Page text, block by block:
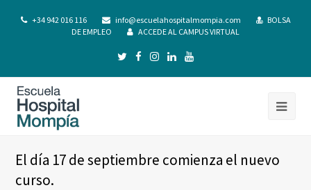
+34 942 016 116 info@escuelahospitalmompia.com
BOLSA
DE EMPLEO
ACCEDE AL CAMPUS VIRTUAL
El día 17 de septiembre comienza el nuevo
curso.